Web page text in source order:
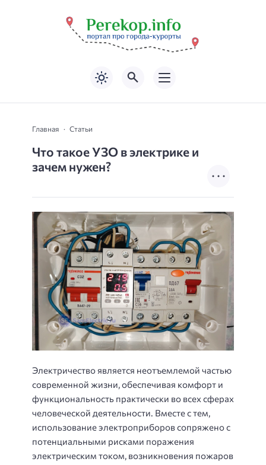
Главная Статьи
Что такое УЗО в электрике и
зачем нужен?
Электричество является неотъемлемой частью
современной жизни, обеспечивая комфорт и
функциональность практически во всех сферах
человеческой деятельности. Вместе с тем,
использование электроприборов сопряжено с
потенциальными рисками поражения
электрическим током, возникновения пожаров